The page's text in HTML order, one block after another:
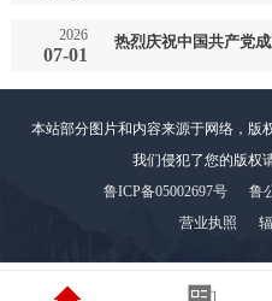
2026
07-01
热烈庆祝中国共产党成
本站部分图片和内容来源于网络，版
我们侵犯了您的版权
鲁ICP备05002697号
鲁
营业执照